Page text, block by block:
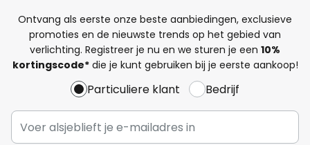
Ontvang als eerste onze beste aanbiedingen, exclusieve
promoties en de nieuwste trends op het gebied van
verlichting. Registreer je nu en we sturen je een 10%
kortingscode*die je kunt gebruiken bij je eerste aankoop!
Particuliere klant Bedrijf